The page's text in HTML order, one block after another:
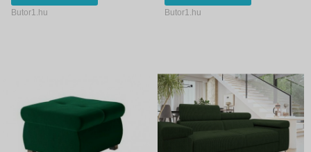
Butor1.hu Butor1.hu